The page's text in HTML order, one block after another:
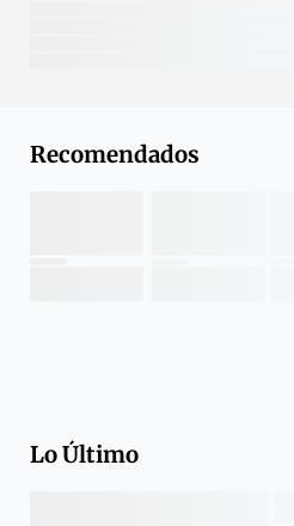
Recomendados
Lo Último